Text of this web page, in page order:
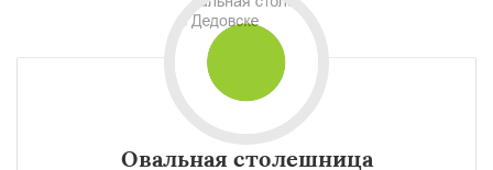
Овальная столешница